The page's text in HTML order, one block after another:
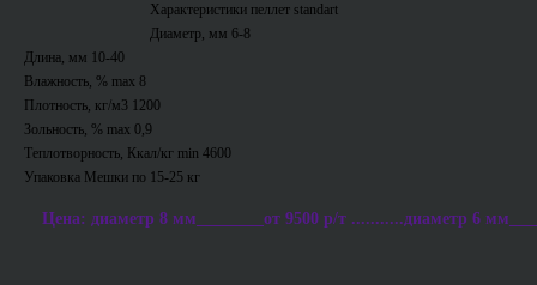
Характеристики пеллет standart
Диаметр, мм 6-8
Длина, мм 10-40
Влажность, % max 8
Плотность, кг/м3 1200
Зольность, % max 0,9
Теплотворность, Ккал/кг min 4600
Упаковка Мешки по 15-25 кг
Цена: диаметр 8 мм________от 9500 р/т ...........диаметр 6